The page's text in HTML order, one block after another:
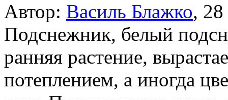
Автор: Василь Блажко,
Подснежник, белый
ранняя растение,
потеплением, а иногда